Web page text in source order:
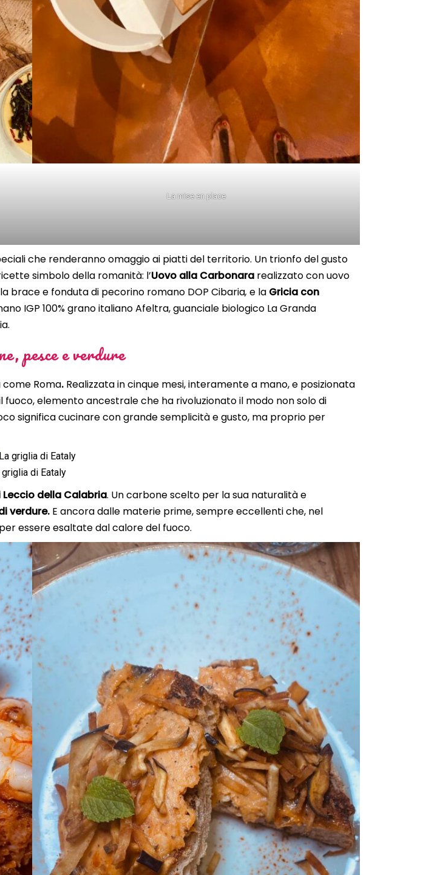
La mise en place
che renderanno omaggio ai piatti del territorio. Un trionfo del gusto
simbolo della romanità: l’Uovo alla Carbonara realizzato con uovo
brace e fonduta di pecorino romano DOP Cibaria, e la Gricia con
IGP 100% grano italiano Afeltra, guanciale biologico La Granda
pesce e verdure
come Roma. Realizzata in cinque mesi, interamente a mano, e posizionata
fuoco, elemento ancestrale che ha rivoluzionato il modo non solo di
significa cucinare con grande semplicità e gusto, ma proprio per
griglia di Eataly
della Calabria. Un carbone scelto per la sua naturalità e
verdure. E ancora dalle materie prime, sempre eccellenti che, nel
essere esaltate dal calore del fuoco.